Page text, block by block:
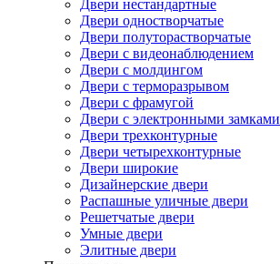
Двери нестандартные
Двери одностворчатые
Двери полуторастворчатые
Двери с видеонаблюдением
Двери с молдингом
Двери с терморазрывом
Двери с фрамугой
Двери с электронными замками
Двери трехконтурные
Двери четырехконтурные
Двери широкие
Дизайнерские двери
Распашные уличные двери
Решетчатые двери
Умные двери
Элитные двери